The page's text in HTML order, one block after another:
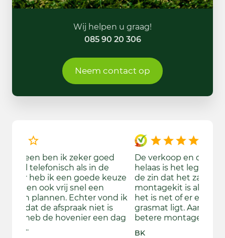
Wij helpen u graag!
085 90 20 306
Neem contact op
De verkoop en de levering was vijf sterren
helaas is het leggen mij tegen gevallen in
de zin dat het zand niet vlak is en de
montagekit is als niet evenredig verdeeld
het is net of er een tuinslang onder de
grasmat ligt. Aanbeveling Ja mits een
betere montage.
BK